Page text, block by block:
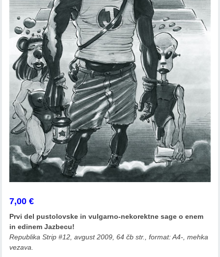
7,00€
Prvi del pustolovske in vulgarno-nekorektne sage o enem
in edinem Jazbecu!
Republika Strip #12, avgust 2009, 64 čb str., format: A4-, mehka
vezava.